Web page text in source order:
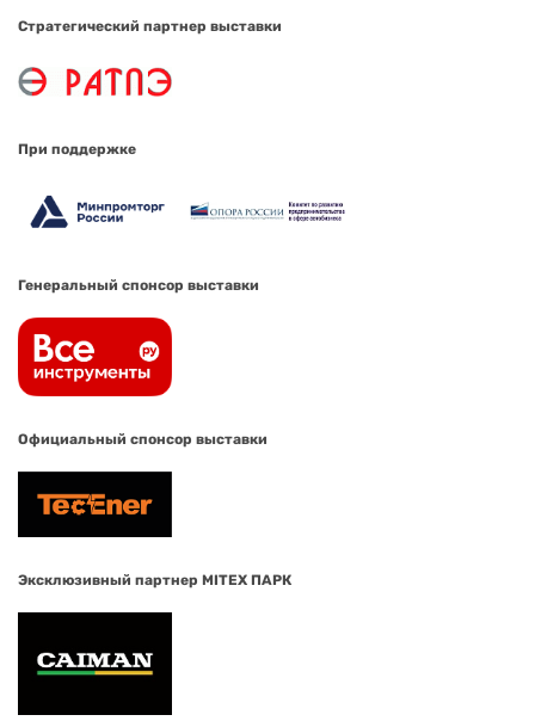
Стратегический партнер выставки
При поддержке
Генеральный спонсор выставки
Официальный спонсор выставки
Эксклюзивный партнер MITEX ПАРК